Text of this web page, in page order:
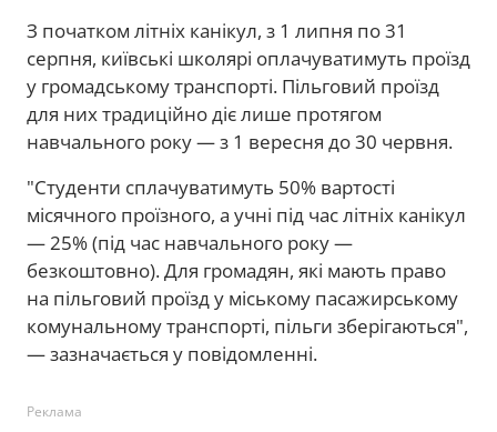
З початком літніх канікул, з 1 липня по 31
серпня, київські школярі оплачуватимуть проїзд
у громадському транспорті. Пільговий проїзд
для них традиційно діє лише протягом
навчального року — з 1 вересня до 30 червня.
"Студенти сплачуватимуть 50% вартості
місячного проїзного, а учні під час літніх канікул
— 25% (під час навчального року —
безкоштовно). Для громадян, які мають право
на пільговий проїзд у міському пасажирському
комунальному транспорті, пільги зберігаються",
— зазначається у повідомленні.
Реклама